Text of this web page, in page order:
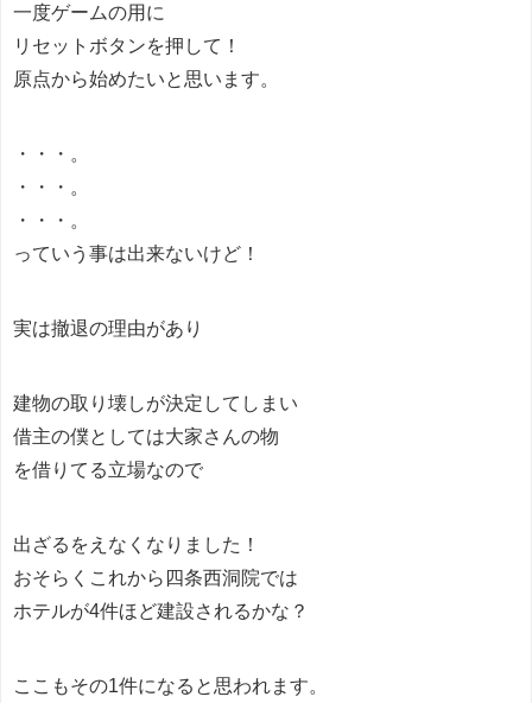
一度ゲームの用に
リセットボタンを押して！
原点から始めたいと思います。
・・・。
・・・。
・・・。
っていう事は出来ないけど！
実は撤退の理由があり
建物の取り壊しが決定してしまい
借主の僕としては大家さんの物
を借りてる立場なので
出ざるをえなくなりました！
おそらくこれから四条西洞院では
ホテルが4件ほど建設されるかな？
ここもその1件になると思われます。